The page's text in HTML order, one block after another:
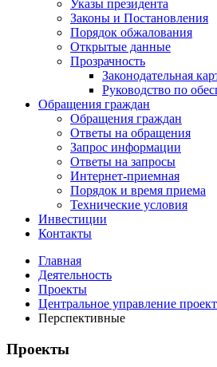
Указы президента
Законы и Постановления
Порядок обжалования
Открытые данные
Прозрачность
Законодательная
Руководство по
Обращения граждан
Обращения граждан
Ответы на обращения
Запрос информации
Ответы на запросы
Интернет-приемная
Порядок и время приема
Технические условия
Инвестиции
Контакты
Главная
Деятельность
Проекты
Центральное управление
Перспективные
Проекты